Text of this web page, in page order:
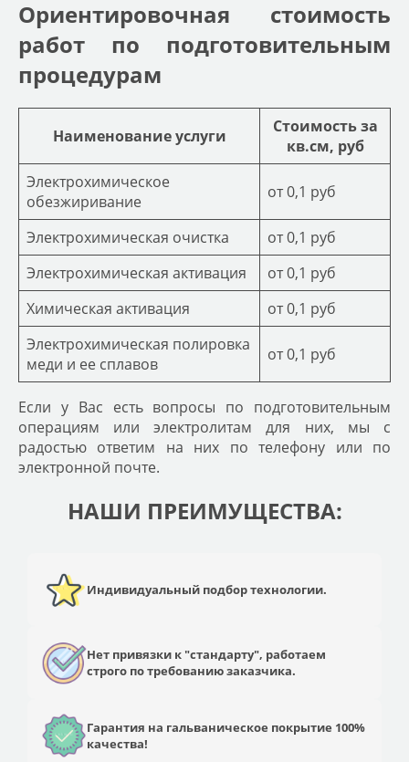
Ориентировочная стоимость
работ по подготовительным
процедурам
Наименование услуги
Стоимость за
кв.см, руб
Электрохимическое
обезжиривание
от 0,1 руб
Электрохимическая очистка
от 0,1 руб
Электрохимическая активация
от 0,1 руб
Химическая активация
от 0,1 руб
Электрохимическая полировка
меди и ее сплавов
от 0,1 руб
Если у Вас есть вопросы по подготовительным
операциям или электролитам для них, мы с
радостью ответим на них по телефону или по
электронной почте.
НАШИ ПРЕИМУЩЕСТВА:
Индивидуальный подбор технологии.
Нет привязки к "стандарту", работаем
строго по требованию заказчика.
Гарантия на гальваническое покрытие 100%
качества!